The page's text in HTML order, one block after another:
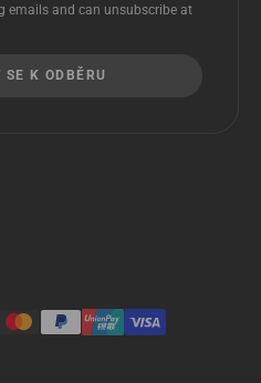
emails and can unsubscribe at
K ODBĚRU